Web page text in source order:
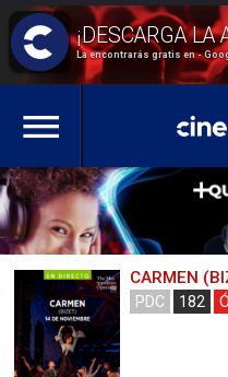
La encontrarás gratis en -
CARMEN
PDC 182